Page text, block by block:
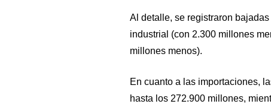
Al detalle, se registraron
industrial (con 2.300 millones
millones menos).
En cuanto a las importaciones,
hasta los 272.900 millones,